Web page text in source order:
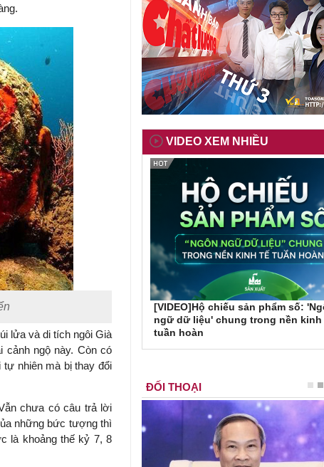
lửa và di tích ngôi Già
cảnh ngộ này. Còn có
nhiên mà bị thay đổi
chưa có câu trả lời
những bức tượng thì
là khoảng thế kỷ 7, 8
VIDEO XEM NHIỀU
[VIDEO]Hộ chiếu sản phẩm số:
ngữ dữ liệu' chung trong nền kinh
tuần hoàn
ĐỐI THOẠI